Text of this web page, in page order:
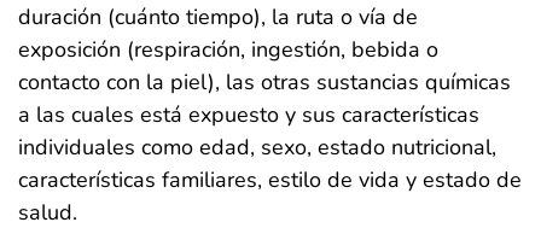
duración (cuánto tiempo), la ruta o vía de
exposición (respiración, ingestión, bebida o
contacto con la piel), las otras sustancias químicas
a las cuales está expuesto y sus características
individuales como edad, sexo, estado nutricional,
características familiares, estilo de vida y estado de
salud.